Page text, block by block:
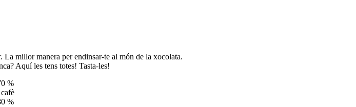
millor manera per endinsar-te al món de la xocolata.
Aquí les tens totes! Tasta-les!
%
%